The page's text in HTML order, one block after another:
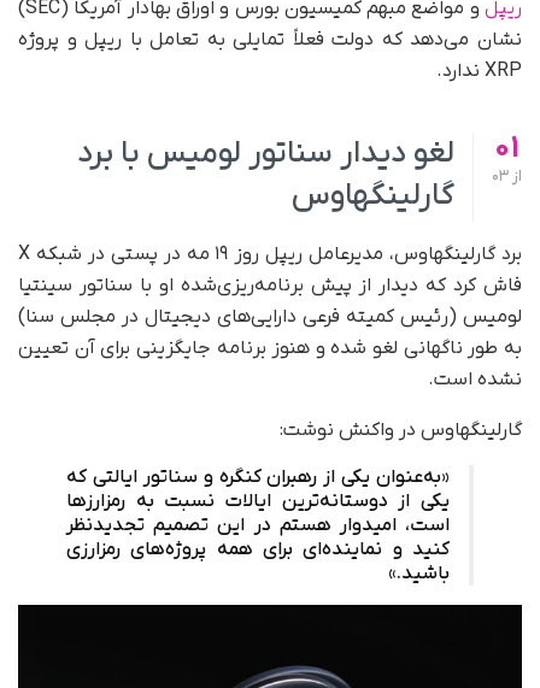
ریپل
و مواضع مبهم کمیسیون بورس و اوراق بهادار آمریکا (SEC)
نشان می‌دهد که دولت فعلاً تمایلی به تعامل با ریپل و پروژه
XRP ندارد.
01
از
لغو دیدار سناتور لومیس با برد
گارلینگهاوس
برد گارلینگهاوس، مدیرعامل ریپل روز ۱۹ مه در پستی در شبکه X
فاش کرد که دیدار از پیش برنامه‌ریزی‌شده‌ او با سناتور سینتیا
لومیس (رئیس کمیته فرعی دارایی‌های دیجیتال در مجلس سنا)
به‌ طور ناگهانی لغو شده و هنوز برنامه جایگزینی برای آن تعیین
نشده است.
گارلینگهاوس در واکنش نوشت:
«به‌عنوان یکی از رهبران کنگره و سناتور ایالتی که
یکی از دوستانه‌ترین ایالات نسبت به رمزارزها
است، امیدوار هستم در این تصمیم تجدیدنظر
کنید و نماینده‌ای برای همه پروژه‌های رمزارزی
باشید.»